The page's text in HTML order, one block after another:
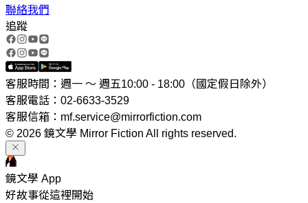
聯絡我們
追蹤
客服時間：週一 ～ 週五10:00 - 18:00（國定假日除外）
客服電話：02-6633-3529
客服信箱：mf.service@mirrorfiction.com
© 2026 鏡文學 Mirror Fiction All rights reserved.
鏡文學 App
好故事從這裡開始